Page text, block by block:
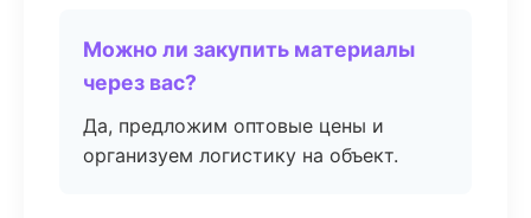
Можно ли закупить материалы
через вас?
Да, предложим оптовые цены и
организуем логистику на объект.